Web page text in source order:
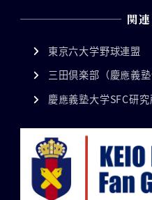
関
東京六大学野球連盟
三田倶楽部（慶應義
慶應義塾大学SFC研